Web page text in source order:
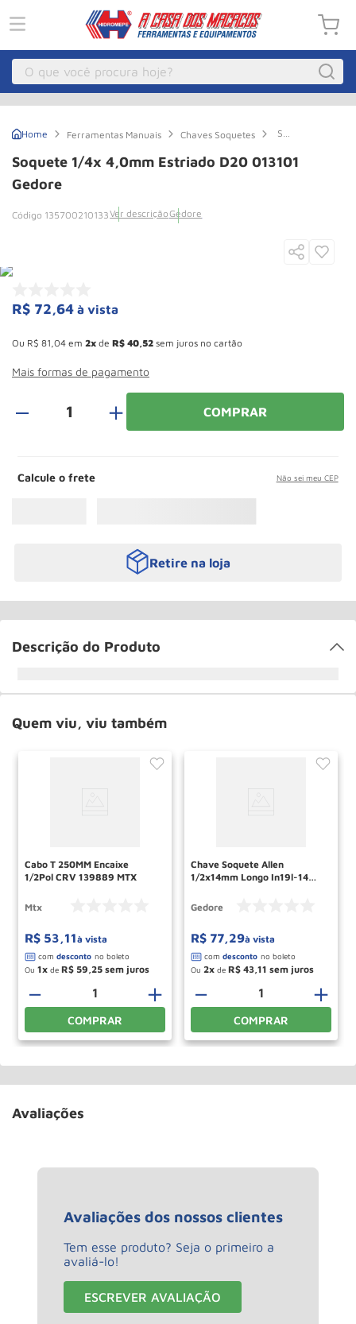
O que você procura hoje?
Ferramentas Manuais Chaves Soquetes
Soquete
4,0mm
Estriado
Soquete 1/4x 4,0mm Estriado D20 013101
Gedore
135700210133Ver descriçãoGedore
R$ 72,64 à vista
Ou R$ 81 04 em 2 de R$ 40 52 sem juros no cartão
Mais formas de pagamento
＋ COMPRAR
Calcule o frete Não sei meu CEP
Retire na loja
Descrição do Produto
Quem viu, viu também
Cabo T 250MM Encaixe
1/2Pol CRV 139889 MTX
Mtx
R$ 53,11à vista
Ou 1 de R$ 59,25
＋
－
COMPRAR
Chave Soquete Allen
1/2x14mm Longo In19l-14
Gedore
R$ 77,29à vista
Ou 2 de R$ 43,11
＋
－
COMPRAR
Avaliações
Avaliações dos nossos clientes
Tem esse produto? Seja o primeiro a
avaliá-lo!
ESCREVER AVALIAÇÃO
3 º Macaco Hidraulico
8 Rodizio
9º Talha
10 º